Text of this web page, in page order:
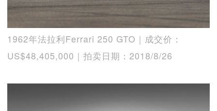
1962年法拉利Ferrari 250 GTO｜成交价：
US$48,405,000｜拍卖日期：2018/8/26